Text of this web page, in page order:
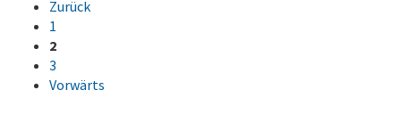
Zurück
1
2
3
Vorwärts